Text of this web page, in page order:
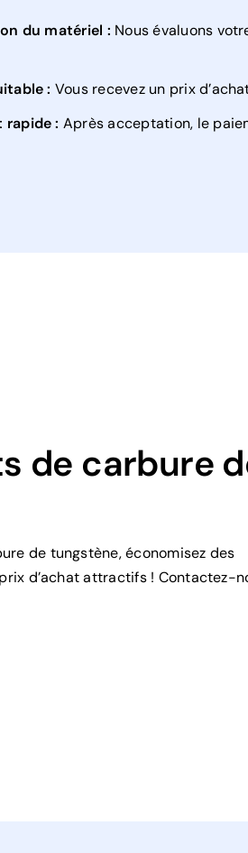
du matériel : Nous évaluons
: Vous recevez un prix
rapide : Après acceptation, le
de carbure
de tungstène, économisez des
d’achat attractifs ! Contactez-